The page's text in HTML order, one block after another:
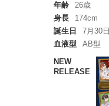
年齢
26歳
身長
174cm
誕生日
7月30日
血液型
AB型
NEW
RELEASE